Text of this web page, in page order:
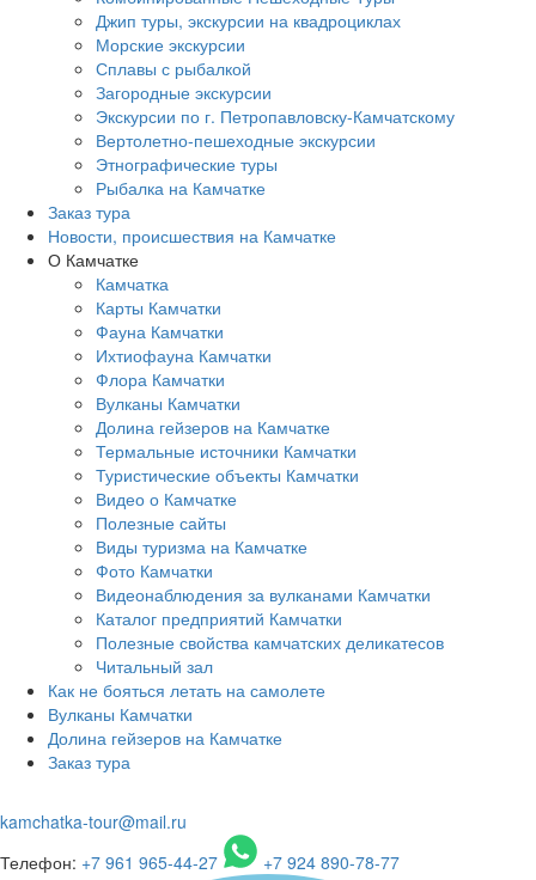
Джип туры, экскурсии на квадроциклах
Морские экскурсии
Сплавы с рыбалкой
Загородные экскурсии
Экскурсии по г. Петропавловску-Камчатскому
Вертолетно-пешеходные экскурсии
Этнографические туры
Рыбалка на Камчатке
Заказ тура
Новости, происшествия на Камчатке
О Камчатке
Камчатка
Карты Камчатки
Фауна Камчатки
Ихтиофауна Камчатки
Флора Камчатки
Вулканы Камчатки
Долина гейзеров на Камчатке
Термальные источники Камчатки
Туристические объекты Камчатки
Видео о Камчатке
Полезные сайты
Виды туризма на Камчатке
Фото Камчатки
Видеонаблюдения за вулканами Камчатки
Каталог предприятий Камчатки
Полезные свойства камчатских деликатесов
Читальный зал
Как не бояться летать на самолете
Вулканы Камчатки
Долина гейзеров на Камчатке
Заказ тура
kamchatka-tour@mail.ru
Телефон: +7 961 965-44-27 +7 924 890-78-77